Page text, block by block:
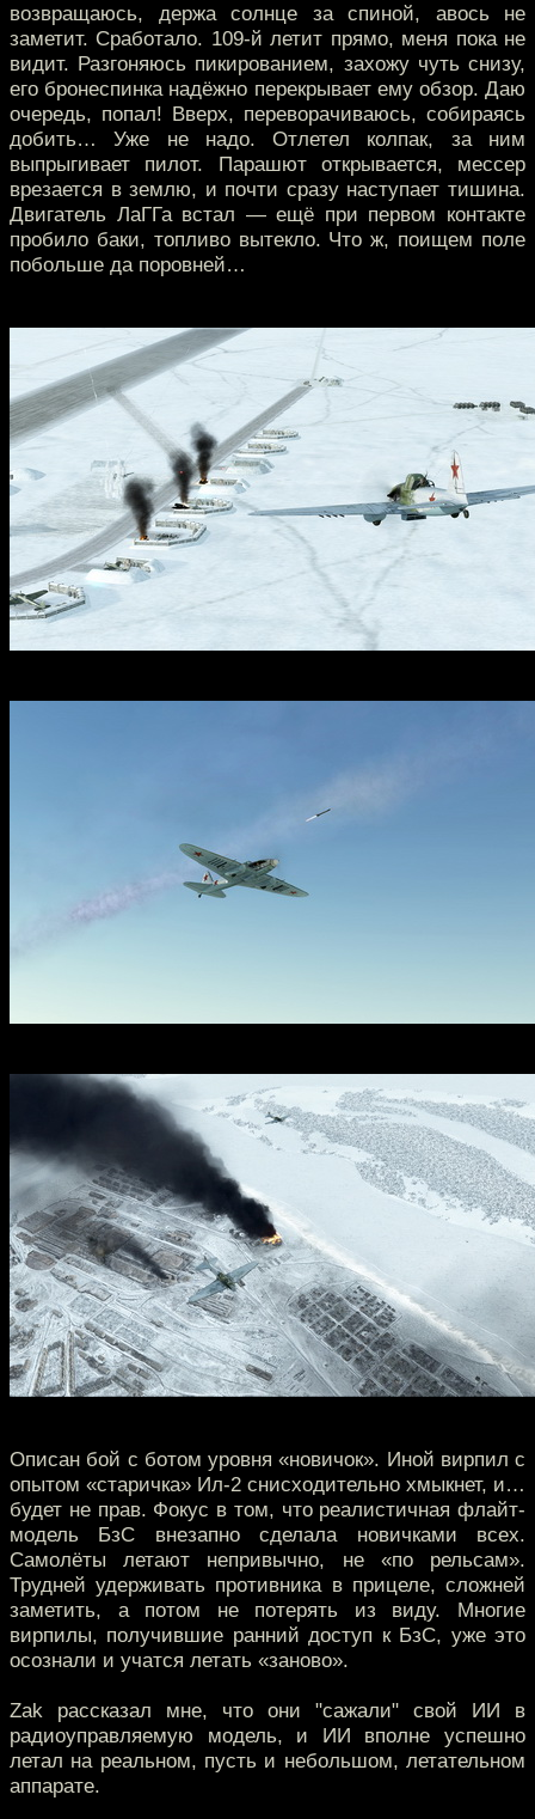
возвращаюсь, держа солнце за спиной, авось не
заметит. Сработало. 109-й летит прямо, меня пока не
видит. Разгоняюсь пикированием, захожу чуть снизу,
его бронеспинка надёжно перекрывает ему обзор. Даю
очередь, попал! Вверх, переворачиваюсь, собираясь
добить… Уже не надо. Отлетел колпак, за ним
выпрыгивает пилот. Парашют открывается, мессер
врезается в землю, и почти сразу наступает тишина.
Двигатель ЛаГГа встал — ещё при первом контакте
пробило баки, топливо вытекло. Что ж, поищем поле
побольше да поровней…
Описан бой с ботом уровня «новичок». Иной вирпил с
опытом «старичка» Ил-2 снисходительно хмыкнет, и…
будет не прав. Фокус в том, что реалистичная флайт-
модель БзС внезапно сделала новичками всех.
Самолёты летают непривычно, не «по рельсам».
Трудней удерживать противника в прицеле, сложней
заметить, а потом не потерять из виду. Многие
вирпилы, получившие ранний доступ к БзС, уже это
осознали и учатся летать «заново».
Zak рассказал мне, что они "сажали" свой ИИ в
радиоуправляемую модель, и ИИ вполне успешно
летал на реальном, пусть и небольшом, летательном
аппарате.